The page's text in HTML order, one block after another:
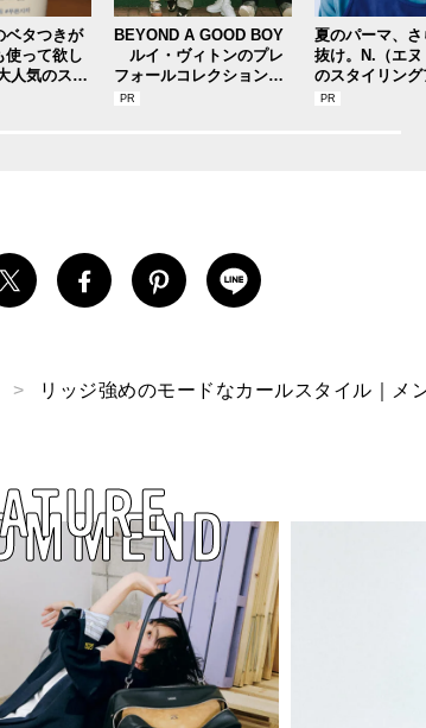
ベタつきが
使って欲し
人気のスト
BEYOND A GOOD BOY
ルイ・ヴィトンのプレ
フォールコレクションが
描くプレッピースタイル
夏のパーマ、さ
抜け。N.（エヌ
のスタイリング
で作る旬ヘアの
リッジ強めのモードなカールスタイル｜メ